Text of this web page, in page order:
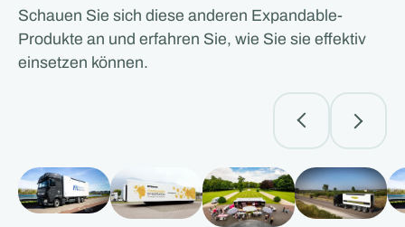
Schauen Sie sich diese anderen Expandable-
Produkte an und erfahren Sie, wie Sie sie effektiv
einsetzen können.